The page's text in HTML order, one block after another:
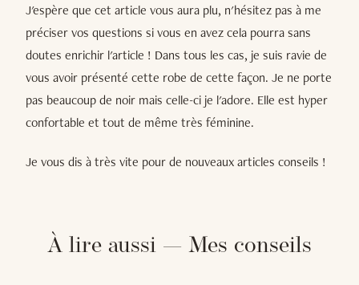
J'espère que cet article vous aura plu, n'hésitez pas à me
préciser vos questions si vous en avez cela pourra sans
doutes enrichir l'article ! Dans tous les cas, je suis ravie de
vous avoir présenté cette robe de cette façon. Je ne porte
pas beaucoup de noir mais celle-ci je l'adore. Elle est hyper
confortable et tout de même très féminine.
Je vous dis à très vite pour de nouveaux articles conseils !
À lire aussi — Mes conseils